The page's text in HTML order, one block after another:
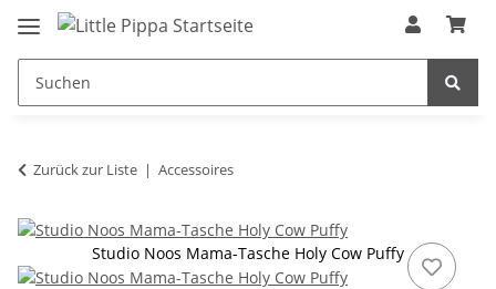
Zum Hauptinhalt springen
springen
Zurück zur Liste Accessoires
Studio Noos Mama-Tasche Holy Cow Puffy